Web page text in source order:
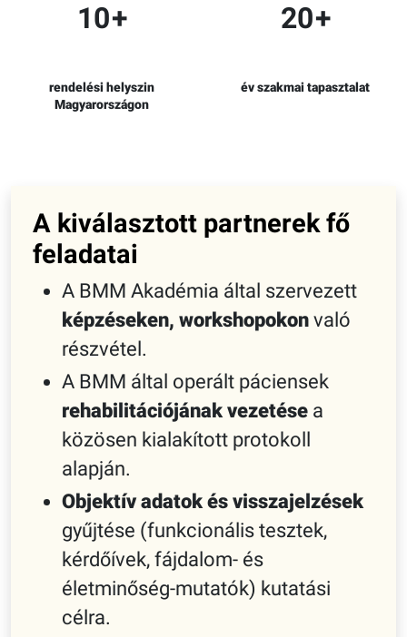
10+
rendelési helyszin
Magyarországon
20+
év szakmai tapasztalat
A kiválasztott partnerek fő
feladatai
A BMM Akadémia által szervezett
képzéseken, workshopokon való
részvétel.
A BMM által operált páciensek
rehabilitációjának vezetése a
közösen kialakított protokoll
alapján.
Objektív adatok és visszajelzések
gyűjtése (funkcionális tesztek,
kérdőívek, fájdalom- és
életminőség-mutatók) kutatási
célra.